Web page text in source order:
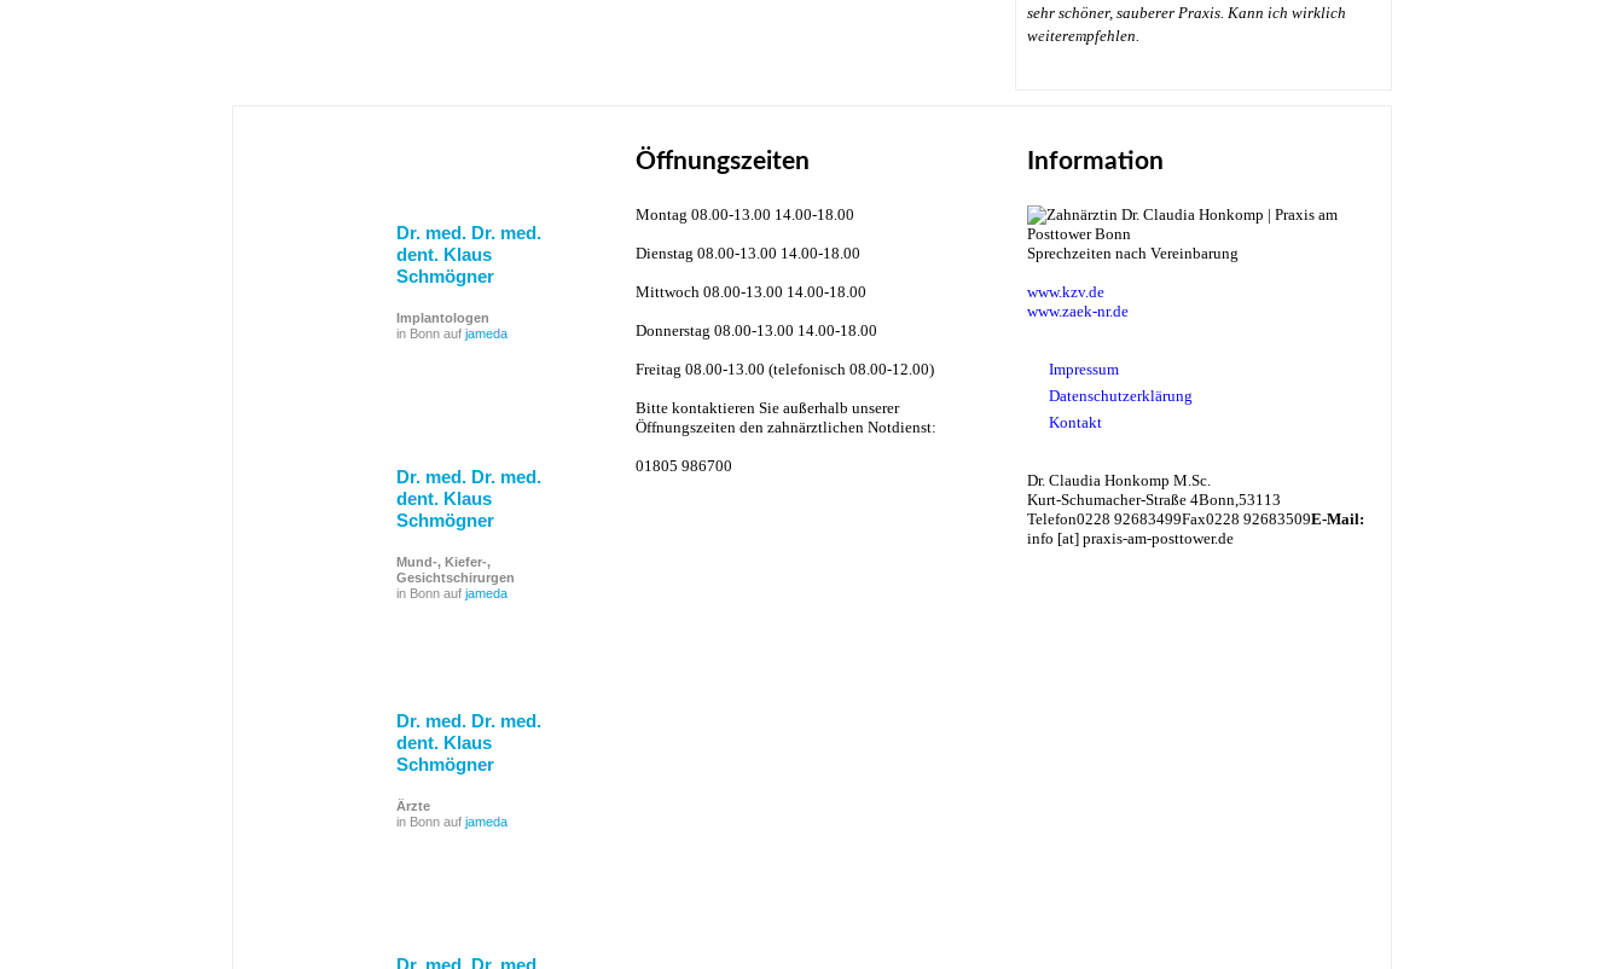
sehr schöner, sauberer Praxis. Kann ich wirklich
weiterempfehlen.
← →
Dr. med. Dr. med.
dent. Klaus
Schmögner
Implantologen
in Bonn auf jameda
Dr. med. Dr. med.
dent. Klaus
Schmögner
Mund-, Kiefer-,
Gesichtschirurgen
in Bonn auf jameda
Dr. med. Dr. med.
dent. Klaus
Schmögner
Ärzte
in Bonn auf jameda
Dr. med. Dr. med.
Öffnungszeiten
Montag 08.00-13.00 14.00-18.00
Dienstag 08.00-13.00 14.00-18.00
Mittwoch 08.00-13.00 14.00-18.00
Donnerstag 08.00-13.00 14.00-18.00
Freitag 08.00-13.00 (telefonisch 08.00-12.00)
Bitte kontaktieren Sie außerhalb unserer
Öffnungszeiten den zahnärztlichen Notdienst:
01805 986700
Information
Sprechzeiten nach Vereinbarung
www.kzv.de
www.zaek-nr.de
Impressum
Datenschutzerklärung
Kontakt
Dr. Claudia Honkomp M.Sc.
Kurt-Schumacher-Straße 4Bonn,53113
Telefon0228 92683499Fax0228 92683509E-Mail:
info [at] praxis-am-posttower.de